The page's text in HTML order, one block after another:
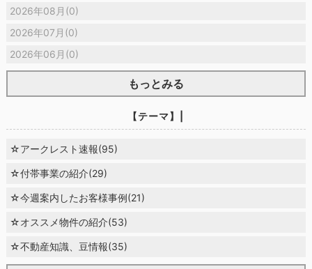
2026年08月(0)
2026年07月(0)
2026年06月(0)
もっとみる
【テーマ】|
☆アークレスト速報(95)
☆付帯事業の紹介(29)
☆今週案内したお客様事例(21)
☆オススメ物件の紹介(53)
☆不動産知識、豆情報(35)